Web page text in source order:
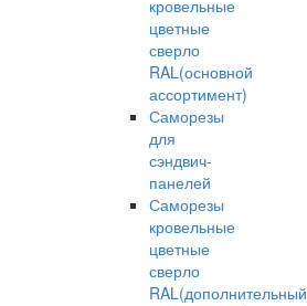
кровельные
цветные
сверло
RAL(основной
ассортимент)
Саморезы
для
сэндвич-
панелей
Саморезы
кровельные
цветные
сверло
RAL(дополнительный